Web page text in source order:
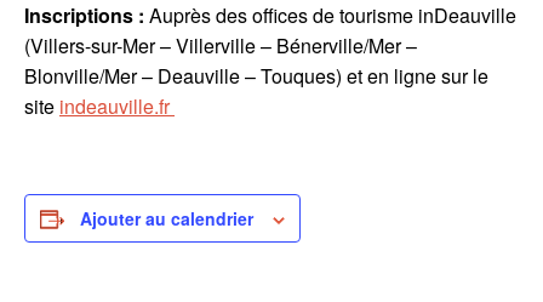
Inscriptions : Auprès des offices de tourisme inDeauville
(Villers-sur-Mer – Villerville – Bénerville/Mer –
Blonville/Mer – Deauville – Touques) et en ligne sur le
site indeauville.fr
Ajouter au calendrier